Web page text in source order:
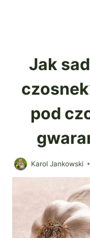
Jak
pod
Karol Jankowski